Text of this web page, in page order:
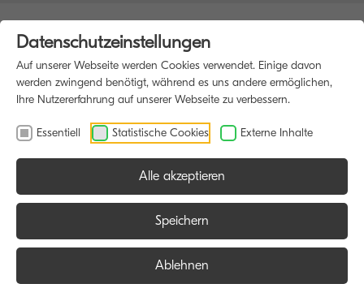
Funktion:
Datenschutzeinstellungen
Auf unserer Webseite werden Cookies verwendet. Einige davon
werden zwingend benötigt, während es uns andere ermöglichen,
Ihre Nutzererfahrung auf unserer Webseite zu verbessern.
Essentiell Statistische Cookies Externe Inhalte
Alle akzeptieren
Speichern
Ablehnen